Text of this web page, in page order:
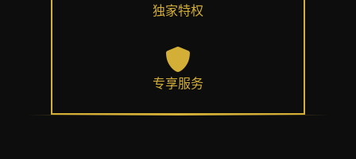
独家特权
专享服务